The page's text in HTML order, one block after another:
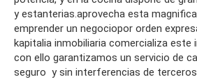
y estanterias.aprovecha esta
emprender un negociopor orden
kapitalia inmobiliaria comercializa este
con ello garantizamos un servicio de
seguro y sin interferencias de